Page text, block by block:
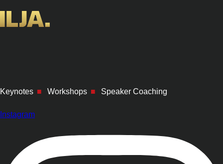
Keynotes ■ Workshops ■ Speaker Coaching
Instagram